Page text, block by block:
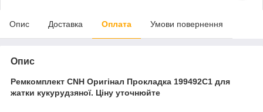
Опис Доставка Оплата Умови повернення
Опис
Ремкомплект CNH Оригінал Прокладка 199492C1 для
жатки кукурудзяної. Ціну уточнюйте